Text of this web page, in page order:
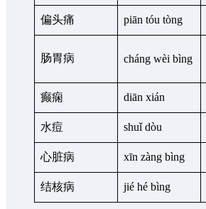
偏头痛 piān tóu tòng
肠胃病 cháng wèi bìng
癫痫 diān xián
水痘 shuǐ dòu
心脏病 xīn zàng bìng
结核病 jié hé bìng